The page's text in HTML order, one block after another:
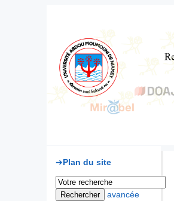
Mu Kara
Plan du site
avancée